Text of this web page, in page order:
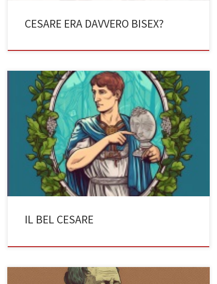
CESARE ERA DAVVERO BISEX?
La bellezza del grande condottiero (di Femia Arianna, 3BST a.s.
2022/2023) Solo un grande generale? Cesare (colui che fu
pugnalato 23 volte, colui che pronunciò “Tu, quoque, Brute fili
mi?”, lo ricordate vero? Dovreste…) è considerato un abile
condottiero dalle spiccate doti militari che fu in grado, grazie alle
sue […]
IL BEL CESARE